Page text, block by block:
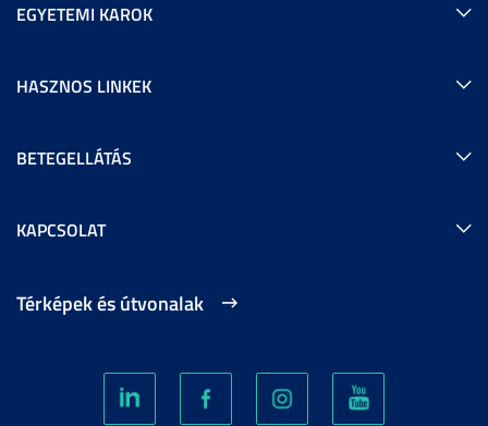
EGYETEMI KAROK
HASZNOS LINKEK
BETEGELLÁTÁS
KAPCSOLAT
Térképek és útvonalak